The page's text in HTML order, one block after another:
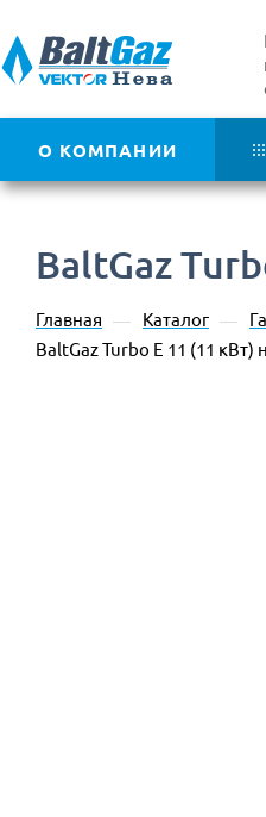
О КОМПАНИИ
BaltGaz
Главная — Каталог —
BaltGaz Turbo E 11 (11